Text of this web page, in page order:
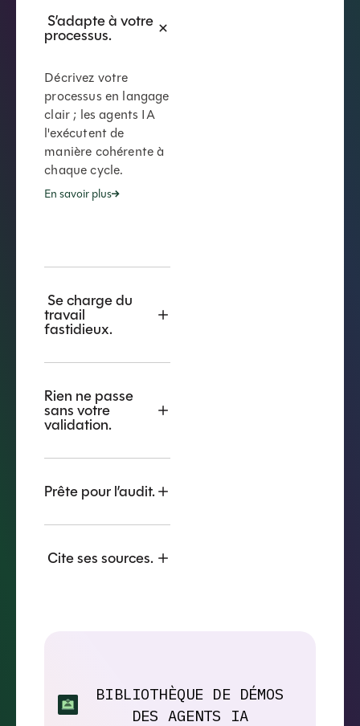
S’adapte à votre
processus.
Décrivez votre
processus en langage
clair ; les agents IA
l'exécutent de
manière cohérente à
chaque cycle.
En savoir plus
Se charge du
travail
fastidieux.
Rien ne passe
sans votre
validation.
Prête pour l’audit.
Cite ses sources.
BIBLIOTHÈQUE DE DÉMOS
DES AGENTS IA